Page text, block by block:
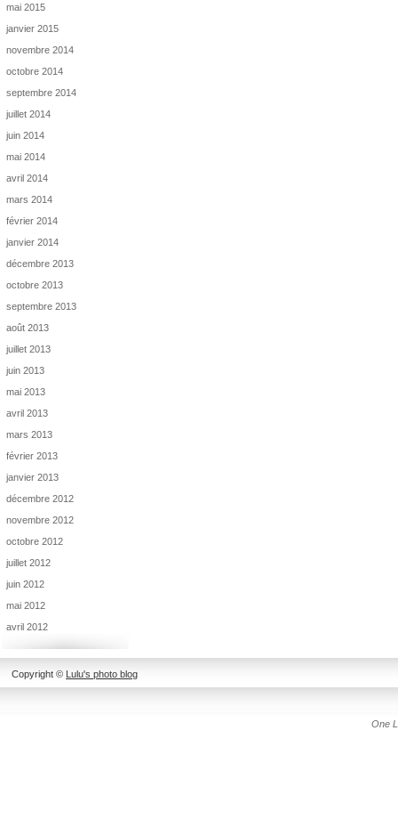
mai 2015
janvier 2015
novembre 2014
octobre 2014
septembre 2014
juillet 2014
juin 2014
mai 2014
avril 2014
mars 2014
février 2014
janvier 2014
décembre 2013
octobre 2013
septembre 2013
août 2013
juillet 2013
juin 2013
mai 2013
avril 2013
mars 2013
février 2013
janvier 2013
décembre 2012
novembre 2012
octobre 2012
juillet 2012
juin 2012
mai 2012
avril 2012
Copyright © Lulu's photo blog
One